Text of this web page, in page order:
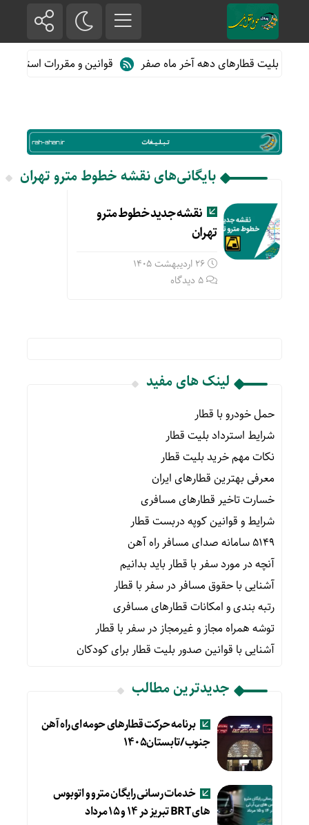
بلیت قطارهای دهه آخر ماه صفر قوانین و مقررات استفاده
بایگانی‌های نقشه خطوط مترو تهران
نقشه جدید خطوط مترو
تهران
5 دیدگاه
لینک های مفید
حمل خودرو با قطار
شرایط استرداد بلیت قطار
نکات مهم خرید بلیت قطار
معرفی بهترین قطارهای ایران
خسارت تاخیر قطارهای مسافری
شرایط و قوانین کوپه دربست قطار
۵۱۴۹ سامانه صدای مسافر راه آهن
آنچه در مورد سفر با قطار باید بدانیم
آشنایی با حقوق مسافر در سفر با قطار
رتبه بندی و امکانات قطارهای مسافری
توشه همراه مجاز و غیرمجاز در سفر با قطار
آشنایی با قوانین صدور بلیت قطار برای کودکان
جدیدترین مطالب
برنامه حرکت قطارهای حومه ای راه آهن
جنوب/تابستان۱۴۰۵
خدمات رسانی رایگان مترو و اتوبوس
های BRT تبریز در ۱۴ و ۱۵ مرداد